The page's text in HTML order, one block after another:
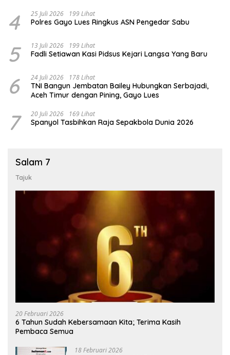
4 25 Juli 2026 199 Lihat
Polres Gayo Lues Ringkus ASN Pengedar Sabu
5 13 Juli 2026 199 Lihat
Fadli Setiawan Kasi Pidsus Kejari Langsa Yang Baru
6 24 Juli 2026 178 Lihat
TNI Bangun Jembatan Bailey Hubungkan Serbajadi,
Aceh Timur dengan Pining, Gayo Lues
7 20 Juli 2026 169 Lihat
Spanyol Tasbihkan Raja Sepakbola Dunia 2026
Salam 7
Tajuk
20 Februari 2026
6 Tahun Sudah Kebersamaan Kita; Terima Kasih
Pembaca Semua
18 Februari 2026